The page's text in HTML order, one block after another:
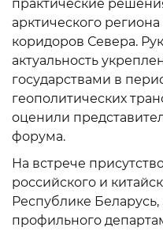
практические
арктического
коридоров Севера.
актуальность
государствами в
геополитических
оценили
форума.
На встрече
российского и
Республике
профильного